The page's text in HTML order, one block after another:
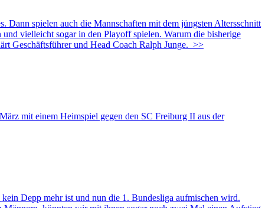
Dann spielen auch die Mannschaften mit dem jüngsten Altersschnitt
vielleicht sogar in den Playoff spielen. Warum die bisherige
Geschäftsführer und Head Coach Ralph Junge. >>
mit einem Heimspiel gegen den SC Freiburg II aus der
Depp mehr ist und nun die 1. Bundesliga aufmischen wird.